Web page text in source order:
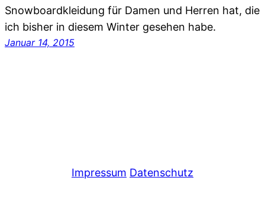
Snowboardkleidung für Damen und Herren hat, die
ich bisher in diesem Winter gesehen habe.
Januar 14, 2015
Impressum Datenschutz